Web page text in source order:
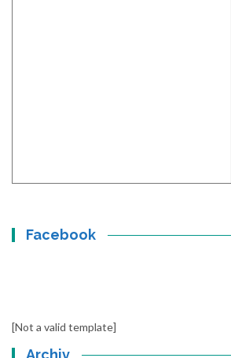
Facebook
[Not a valid template]
Archiv